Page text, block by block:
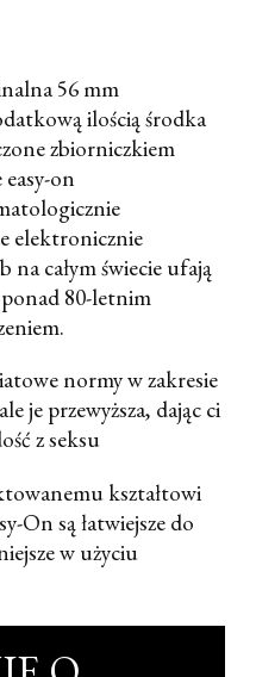
56 mm
ilością środka
zbiorniczkiem
easy-on
elektronicznie
całym świecie ufają
80-letnim
normy w zakresie
je przewyższa, dając ci
z seksu
kształtowi
On są łatwiejsze do
w użyciu